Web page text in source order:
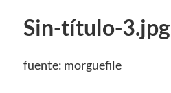
Sin-título-3.jpg
fuente: morguefile